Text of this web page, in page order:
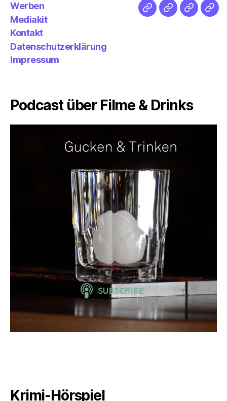
Werben
Mediakit
Kontakt
Datenschutzerklärung
Impressum
NetzMedien
Podcast über Filme & Drinks
Krimi-Hörspiel